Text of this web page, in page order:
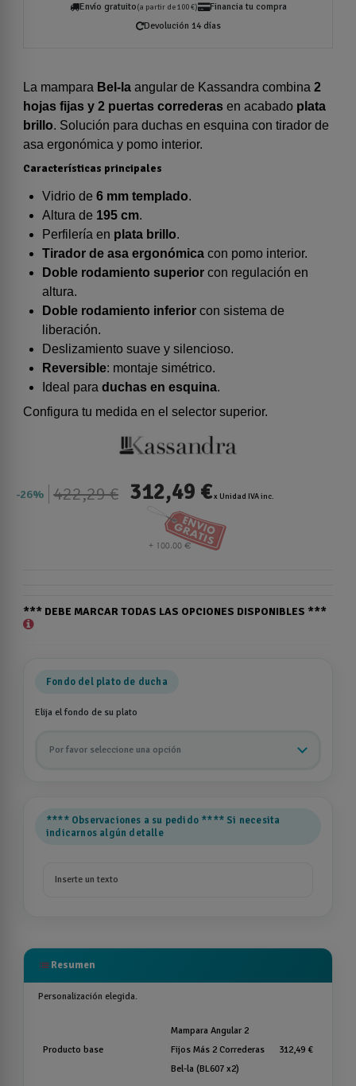
Envío gratuito(a partir de 100 €)
Financia tu compra
Devolución 14 días
La mampara Bel-la angular de Kassandra combina 2
hojas fijas y 2 puertas correderas en acabado plata
brillo. Solución para duchas en esquina con tirador de
asa ergonómica y pomo interior.
Características principales
Vidrio de 6 mm templado.
Altura de 195 cm.
Perfilería en plata brillo.
Tirador de asa ergonómica con pomo interior.
Doble rodamiento superior con regulación en
altura.
Doble rodamiento inferior con sistema de
liberación.
Deslizamiento suave y silencioso.
Reversible: montaje simétrico.
Ideal para duchas en esquina.
Configura tu medida en el selector superior.
26% 422,29 € 312,49 €x Unidad IVA inc.
*** DEBE MARCAR TODAS LAS OPCIONES DISPONIBLES ***
Fondo del plato de ducha
Elija el fondo de su plato
Por favor seleccione una opción
**** Observaciones a su pedido **** Si necesita
indicarnos algún detalle
listResumen
Personalización elegida.
Producto base
Mampara Angular 2
Fijos Más 2 Correderas
Bel-la (BL607 x2)
312,49 €